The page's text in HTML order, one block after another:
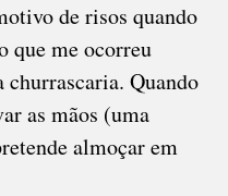
de risos quando
que me ocorreu
churrascaria. Quando
as mãos (uma
almoçar em